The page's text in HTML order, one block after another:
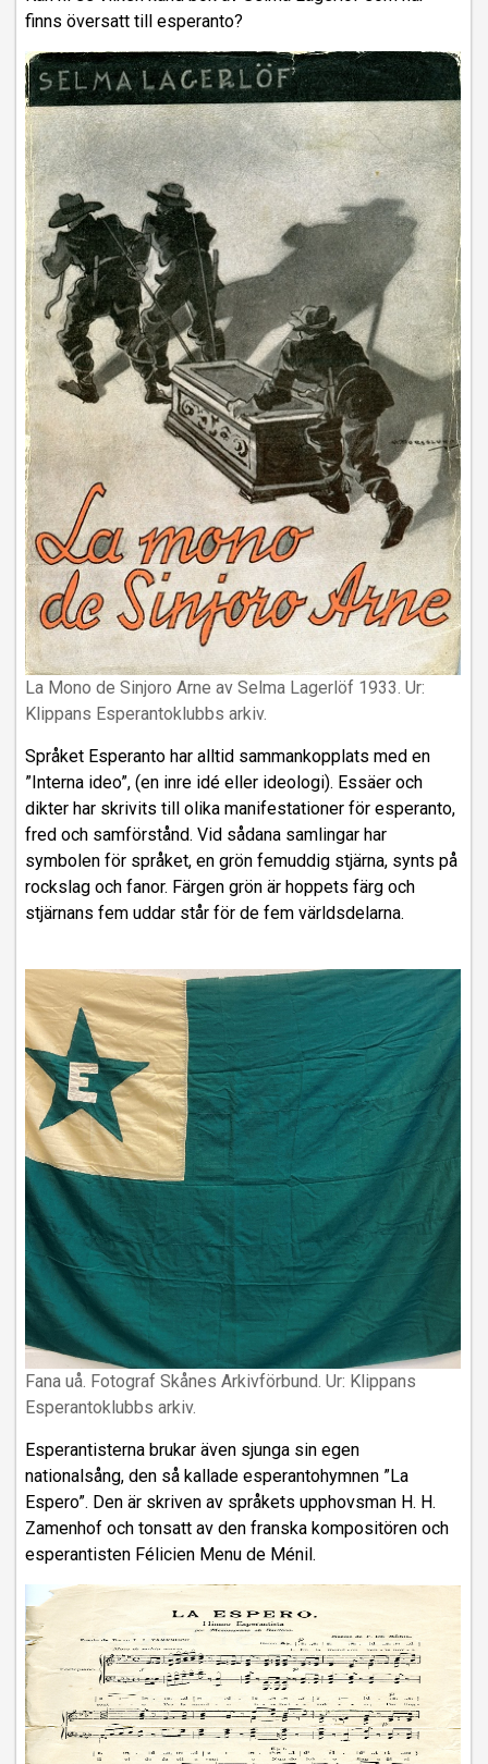
finns översatt till esperanto?
La Mono de Sinjoro Arne av Selma Lagerlöf 1933. Ur:
Klippans Esperantoklubbs arkiv.
Språket Esperanto har alltid sammankopplats med en
”Interna ideo”, (en inre idé eller ideologi). Essäer och
dikter har skrivits till olika manifestationer för esperanto,
fred och samförstånd. Vid sådana samlingar har
symbolen för språket, en grön femuddig stjärna, synts på
rockslag och fanor. Färgen grön är hoppets färg och
stjärnans fem uddar står för de fem världsdelarna.
Fana uå. Fotograf Skånes Arkivförbund. Ur: Klippans
Esperantoklubbs arkiv.
Esperantisterna brukar även sjunga sin egen
nationalsång, den så kallade esperantohymnen ”La
Espero”. Den är skriven av språkets upphovsman H. H.
Zamenhof och tonsatt av den franska kompositören och
esperantisten Félicien Menu de Ménil.